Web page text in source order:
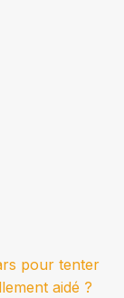
pour tenter
aidé ?